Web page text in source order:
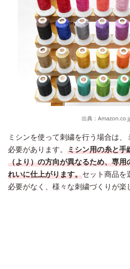
出典：
ミシンを使って刺繍を行う場合は
必要があります。 ミシン用の糸と手
（より）の方向が異なるため、専
れいに仕上がります。セット商品を
必要がなく、様々な刺繍づくりが楽